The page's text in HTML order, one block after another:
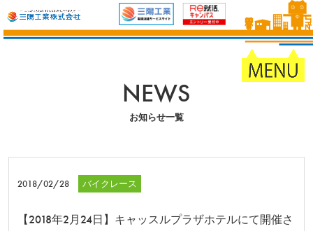
NEWS
お知らせ一覧
【2018年2月24日】キャッスルプラザホテルにて開催さ
2018/02/28 バイクレース